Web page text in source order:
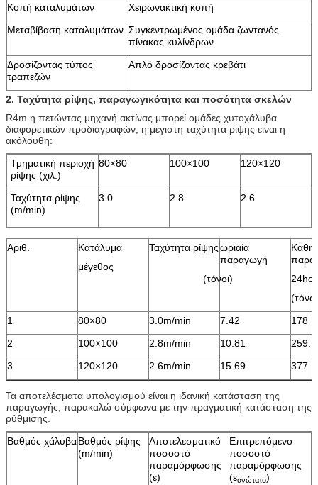
Κοπή καταλυμάτων
Χειρωνακτική κοπή
Μεταβίβαση καταλυμάτων Συγκεντρωμένος ομάδα ζωντανός
πίνακας κυλίνδρων
Δροσίζοντας τύπος
τραπεζών
Απλό δροσίζοντας κρεβάτι
2. Ταχύτητα ρίψης, παραγωγικότητα και ποσότητα σκελών
R4m η πετώντας μηχανή ακτίνας μπορεί ομάδες χυτοχάλυβα
διαφορετικών προδιαγραφών, η μέγιστη ταχύτητα ρίψης είναι η
ακόλουθη:
Τμηματική περιοχή
ρίψης (χιλ.)
80×80 100×100 120×120
Ταχύτητα ρίψης
(m/min)
3.0 2.8 2.6
Αριθ.
Κατάλυμα
μέγεθος
Ταχύτητα ρίψηςωριαία
παραγωγή
(τόνοι)
1
80×80 3.0m/min 7.42
178
2
100×100 2.8m/min 10.81
259.
3
120×120 2.6m/min 15.69 377
Τα αποτελέσματα υπολογισμού είναι η ιδανική κατάσταση της
παραγωγής, παρακαλώ σύμφωνα με την πραγματική κατάσταση της
ρύθμισης.
Βαθμός χάλυβαΒαθμός ρίψης
(m/min)
Αποτελεσματικό
ποσοστό
παραμόρφωσης
(ε)
Επιτρεπόμενο
ποσοστό
παραμόρφωσης
(εανώτατο)